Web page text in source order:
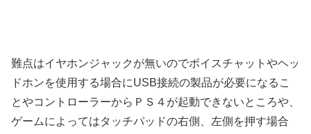
難点はイヤホンジャックが無いのでボイスチャットやヘッ
ドホンを使用する場合にUSB接続の製品が必要になるこ
とやコントローラーからＰＳ４が起動できないところや、
ゲームによってはタッチパッドの右側、左側を押す場合